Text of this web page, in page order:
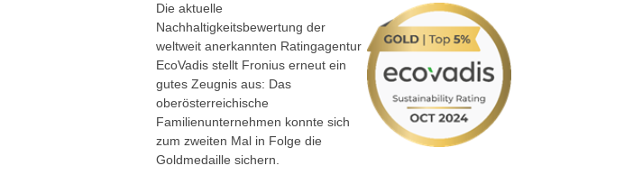
Die aktuelle
Nachhaltigkeitsbewertung der
weltweit anerkannten Ratingagentur
EcoVadis stellt Fronius erneut ein
gutes Zeugnis aus: Das
oberösterreichische
Familienunternehmen konnte sich
zum zweiten Mal in Folge die
Goldmedaille sichern.